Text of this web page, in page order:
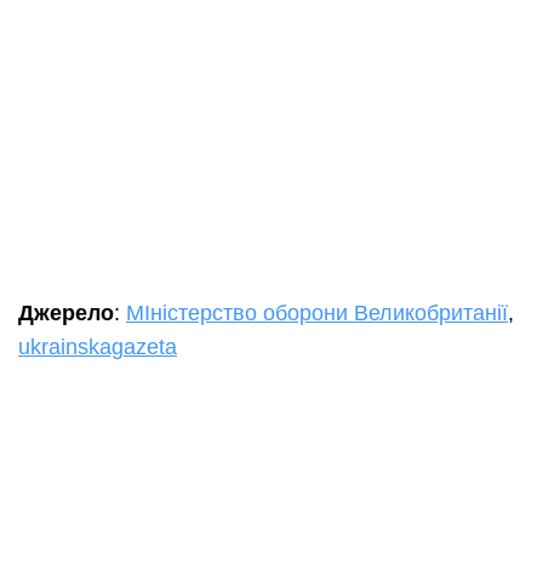
Джерело: МІністерство оборони Великобританії,
ukrainskagazeta